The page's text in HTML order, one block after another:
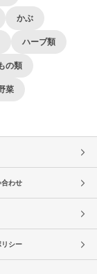
かぶ
ハーブ類
の類
菜
合わせ
リシー